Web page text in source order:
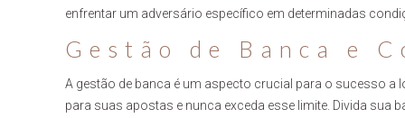
enfrentar um adversário específico em determinadas
Gestão de Banca e
A gestão de banca é um aspecto crucial para o sucesso
para suas apostas e nunca exceda esse limite. Divida sua